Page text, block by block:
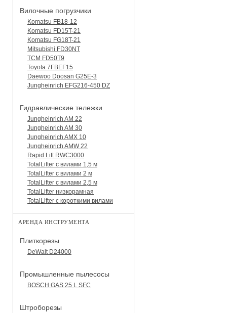
Вилочные погрузчики
Komatsu FB18-12
Komatsu FD15T-21
Komatsu FG18T-21
Mitsubishi FD30NT
TCM FD50T9
Toyota 7FBEF15
Daewoo Doosan G25E-3
Jungheinrich EFG216-450 DZ
Гидравлические тележки
Jungheinrich AM 22
Jungheinrich AM 30
Jungheinrich AMX 10
Jungheinrich AMW 22
Rapid Lift RWC3000
TotalLifter с вилами 1,5 м
TotalLifter с вилами 2 м
TotalLifter с вилами 2,5 м
TotalLifter низкорамная
TotalLifter с короткими вилами
АРЕНДА ИНСТРУМЕНТА
Плиткорезы
DeWalt D24000
Промышленные пылесосы
BOSCH GAS 25 L SFC
Штроборезы